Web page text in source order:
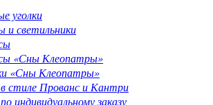
уголки
светильники
«Сны Клеопатры»
«Сны Клеопатры»
стиле Прованс и Кантри
индивидуальному заказу